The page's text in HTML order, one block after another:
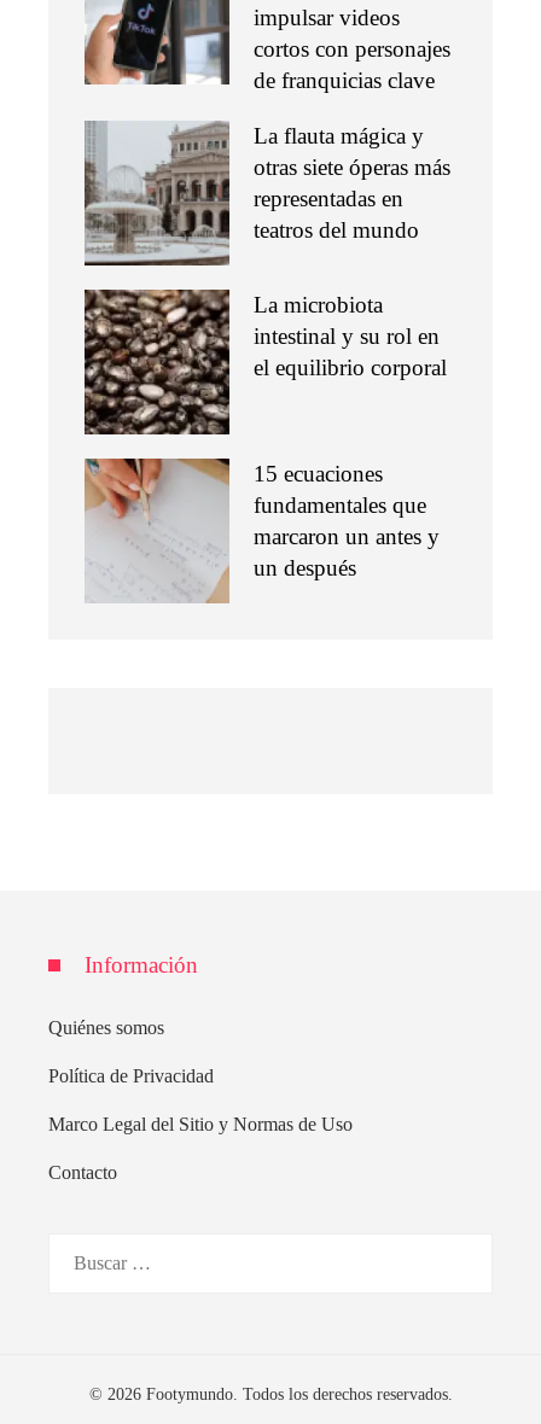
impulsar videos
cortos con personajes
de franquicias clave
La flauta mágica y
otras siete óperas más
representadas en
teatros del mundo
La microbiota
intestinal y su rol en
el equilibrio corporal
15 ecuaciones
fundamentales que
marcaron un antes y
un después
Información
Quiénes somos
Política de Privacidad
Marco Legal del Sitio y Normas de Uso
Contacto
© 2026 Footymundo. Todos los derechos reservados.